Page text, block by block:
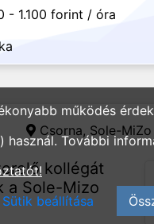
- 1.100 forint / óra
Csorna, Sole-
kollégát
a Sole-Mizo
működés
használ. További
Sütik beállítása